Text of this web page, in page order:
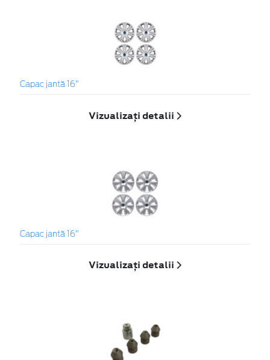
Capac jantă 16"
Vizualizați detalii
Capac jantă 16"
Vizualizați detalii